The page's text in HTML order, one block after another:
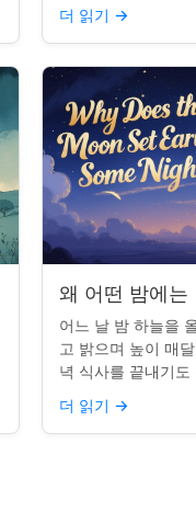
더 읽기 →
왜 어떤 밤에는
어느 날 밤 하늘을
고 밝으며 높이 매
녁 식사를 끝내기
취침 시간을 지키
있습니다. ...
더 읽기 →